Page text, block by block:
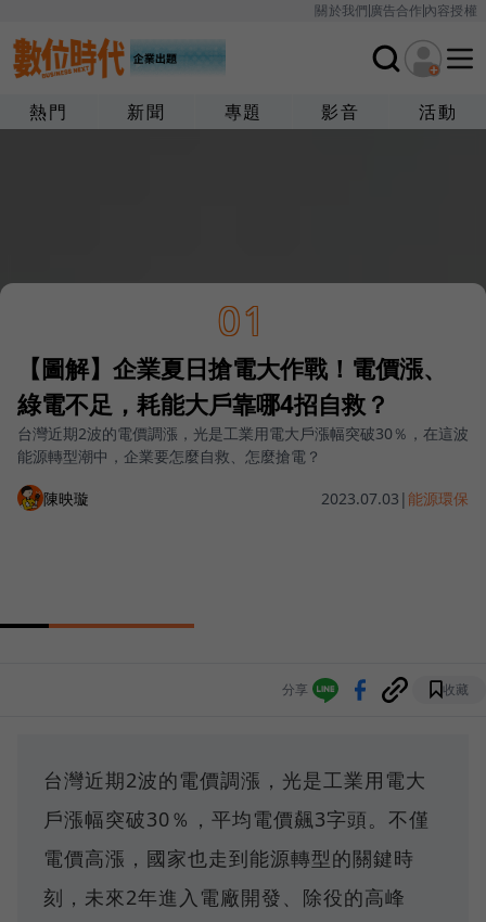
關於我們廣告合作內容授權
熱門 新聞 專題 影音 活動
01
【圖解】企業夏日搶電大作戰！電價漲、
綠電不足，耗能大戶靠哪4招自救？
台灣近期2波的電價調漲，光是工業用電大戶漲幅突破30％，在這波
能源轉型潮中，企業要怎麼自救、怎麼搶電？
陳映璇 2023.07.03 |能源環保
分享 收藏
台灣近期2波的電價調漲，光是工業用電大
戶漲幅突破30％，平均電價飆3字頭。不僅
電價高漲，國家也走到能源轉型的關鍵時
刻，未來2年進入電廠開發、除役的高峰